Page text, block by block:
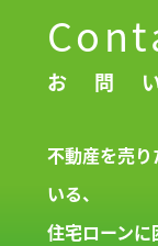
お問
不動産を売
いる、
住宅ローンに